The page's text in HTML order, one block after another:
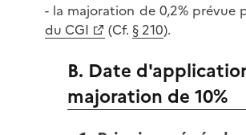
- la majoration de 0,2% prévue
du CGI
(Cf. § 210).
B. Date
majoration de 10%